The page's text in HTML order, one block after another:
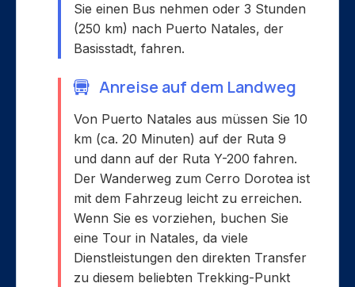
Sie einen Bus nehmen oder 3 Stunden
(250 km) nach Puerto Natales, der
Basisstadt, fahren.
Anreise auf dem Landweg
Von Puerto Natales aus müssen Sie 10
km (ca. 20 Minuten) auf der Ruta 9
und dann auf der Ruta Y-200 fahren.
Der Wanderweg zum Cerro Dorotea ist
mit dem Fahrzeug leicht zu erreichen.
Wenn Sie es vorziehen, buchen Sie
eine Tour in Natales, da viele
Dienstleistungen den direkten Transfer
zu diesem beliebten Trekking-Punkt